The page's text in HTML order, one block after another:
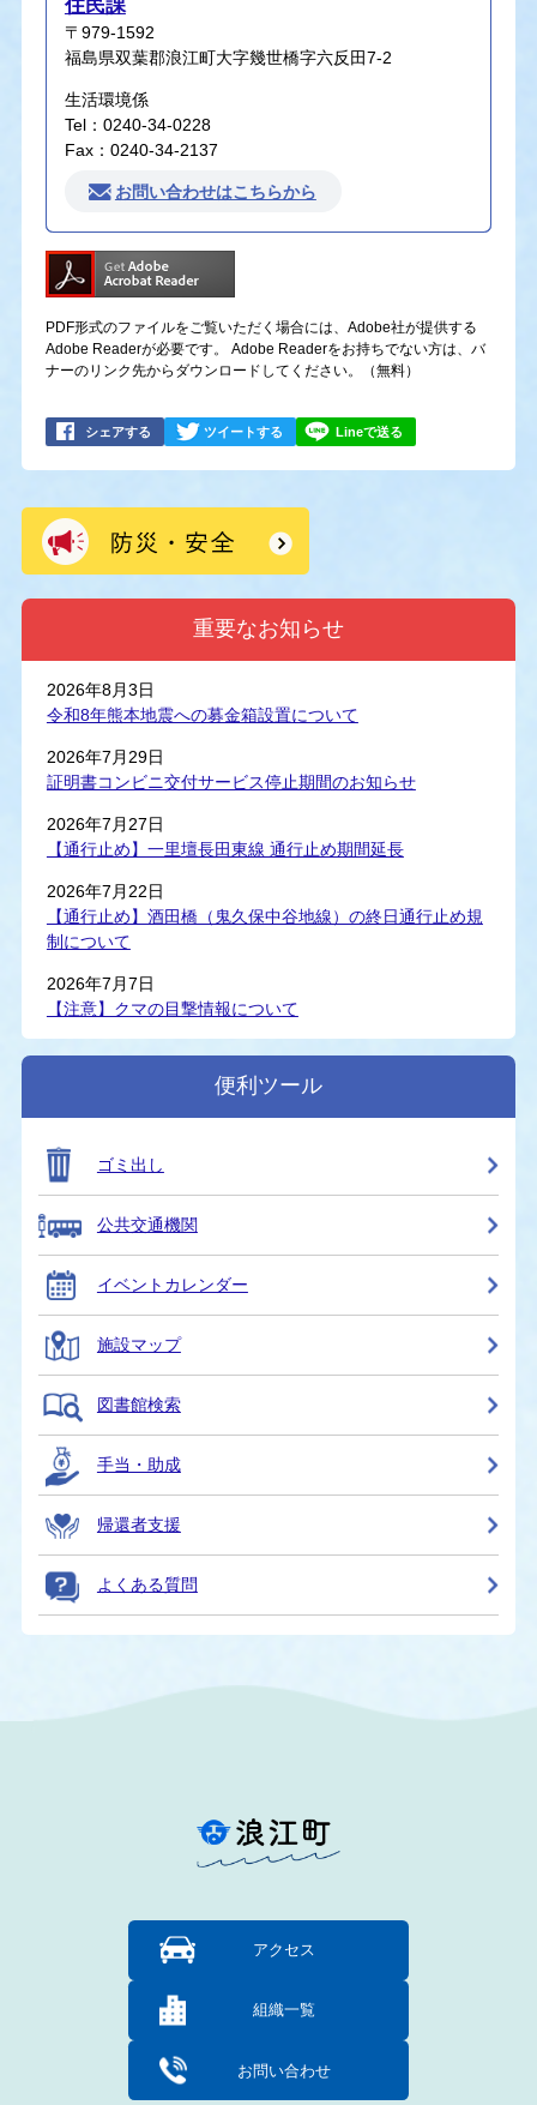
住民課
〒979-1592
福島県双葉郡浪江町大字幾世橋字六反田7-2
生活環境係
Tel：0240-34-0228
Fax：0240-34-2137
お問い合わせはこちらから
PDF形式のファイルをご覧いただく場合には、Adobe社が提供する
Adobe Readerが必要です。
Adobe Readerをお持ちでない方は、バ
ナーのリンク先からダウンロードしてください。（無料）
シェアする ツイートする Lineで送る
重要なお知らせ
2026年8月3日
令和8年熊本地震への募金箱設置について
2026年7月29日
証明書コンビニ交付サービス停止期間のお知らせ
2026年7月27日
【通行止め】一里壇長田東線 通行止め期間延長
2026年7月22日
【通行止め】酒田橋（鬼久保中谷地線）の終日通行止め規
制について
2026年7月7日
【注意】クマの目撃情報について
便利ツール
ゴミ出し
公共交通機関
イベントカレンダー
施設マップ
図書館検索
手当・助成
帰還者支援
よくある質問
アクセス
組織一覧
お問い合わせ